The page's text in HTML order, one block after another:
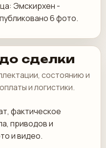
Эмскирхен -
6 фото.
сделки
состоянию и
и логистики.
фактическое
приводов и
и видео.